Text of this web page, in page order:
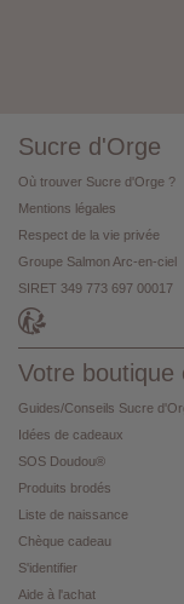
Sucre d'Orge
Où trouver Sucre d'Orge ?
Mentions légales
Respect de la vie privée
Groupe Salmon Arc-en-ciel
SIRET 349 773 697 00017
Votre boutique
Guides/Conseils Sucre
Idées de cadeaux
SOS Doudou®
Produits brodés
Liste de naissance
Chèque cadeau
S'identifier
Aide à l'achat